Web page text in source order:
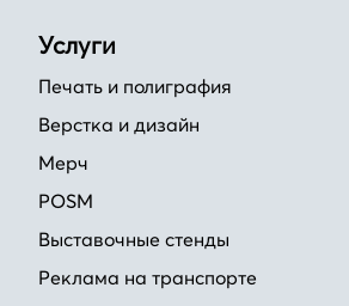
Услуги
Печать и полиграфия
Верстка и дизайн
Мерч
POSM
Выставочные стенды
Реклама на транспорте